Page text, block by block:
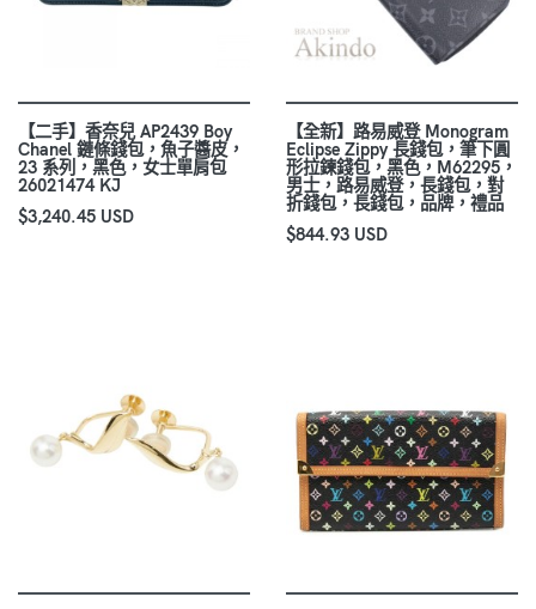
【二手】香奈兒 AP2439 Boy
Chanel 鏈條錢包，魚子醬皮，
23 系列，黑色，女士單肩包
26021474 KJ
$3,240.45 USD
【全新】路易威登 Monogram
Eclipse Zippy 長錢包，筆下圓
形拉鍊錢包，黑色，M62295，
男士，路易威登，長錢包，對
折錢包，長錢包，品牌，禮品
$844.93 USD